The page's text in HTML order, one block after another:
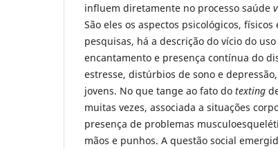
influem diretamente no processo saúde
São eles os aspectos psicológicos, físicos
pesquisas, há a descrição do vício do
encantamento e presença contínua do
estresse, distúrbios de sono e
jovens. No que tange ao fato do texting
muitas vezes, associada a situações
presença de problemas
mãos e punhos. A questão social